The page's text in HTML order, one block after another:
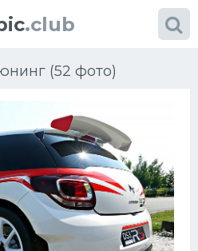
.club
(52 фото)